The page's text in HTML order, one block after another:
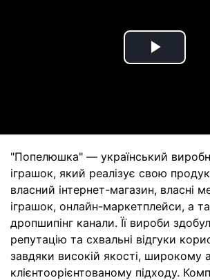
Play
"Попелюшка" — український
іграшок, який реалізує свою
власний інтернет-магазин, власні
іграшок, онлайн-маркетплейси, а
дропшипінг канали. Її вироби
репутацію та схвальні відгуки
завдяки високій якості, широкому
клієнтоорієнтованому підходу.